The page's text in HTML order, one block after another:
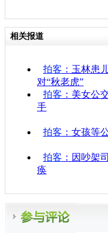
相关报道
拍客 ：玉林患
对“秋老虎”
拍客 ：美女公
手
拍客 ：女孩等
拍客 ：因吵架
痪